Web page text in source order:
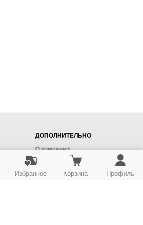
ДОПОЛНИТЕЛЬНО
О компании
Доставка
Оплата
Избранное Корзина Профиль